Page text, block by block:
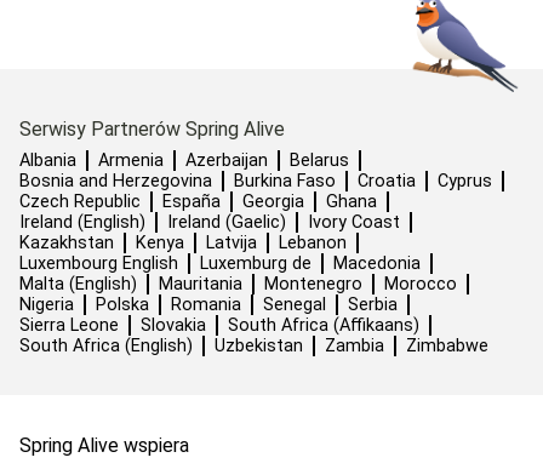
Serwisy Partnerów Spring Alive
Albania Armenia Azerbaijan
Belarus
Bosnia and Herzegovina
Burkina Faso Croatia
Cyprus
Czech Republic
España Georgia
Ghana
Ireland (English)
Ireland (Gaelic)
Ivory Coast
Kazakhstan
Kenya Latvija
Lebanon
Luxembourg English
Luxemburg de
Macedonia
Malta (English)
Mauritania Montenegro
Morocco
Nigeria
Polska Romania Senegal
Serbia
Sierra Leone
Slovakia
South Africa (Affikaans)
South Africa (English)
Uzbekistan Zambia Zimbabwe
Spring Alive wspiera